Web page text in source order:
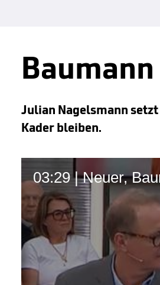
Julian Nagelsmann
Kader bleiben.
03:29 | Neuer,